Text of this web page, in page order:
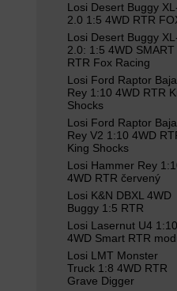
Losi Desert Buggy
2.0 1:5 4WD RTR
Losi Desert Buggy
2.0: 1:5 4WD SMART
RTR Fox Racing
Losi Ford Raptor Baja
Rey 1:10 4WD RTR
Shocks
Losi Ford Raptor Baja
Rey V2 1:10 4WD
King Shocks
Losi Hammer Rey
4WD RTR červený
Losi K&N DBXL 4WD
Buggy 1:5 RTR
Losi Lasernut U4 1:10
4WD Smart RTR
Losi LMT Monster
Truck 1:8 4WD RTR
Grave Digger